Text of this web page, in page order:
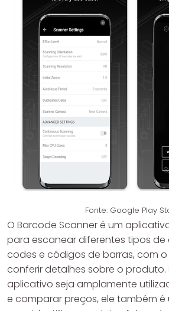
Fonte: Google Play
O Barcode Scanner é um
para escanear diferentes tipos de
codes e códigos de barras, com
conferir detalhes sobre o produto.
aplicativo seja amplamente
e comparar preços, ele também